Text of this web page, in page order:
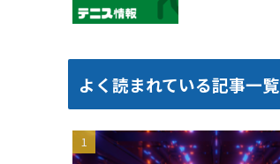
よく読まれている記事一覧